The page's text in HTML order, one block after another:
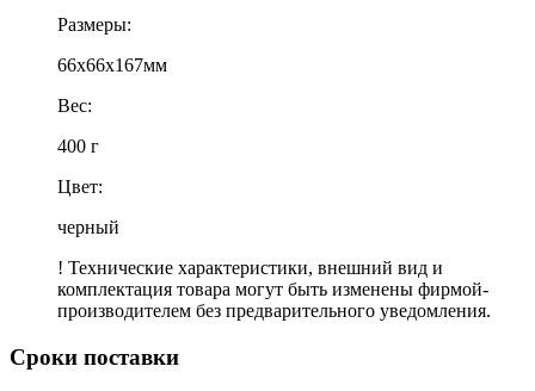
Размеры:
66x66x167мм
Вес:
400 г
Цвет:
черный
! Технические характеристики, внешний вид и
комплектация товара могут быть изменены фирмой-
производителем без предварительного уведомления.
Сроки поставки